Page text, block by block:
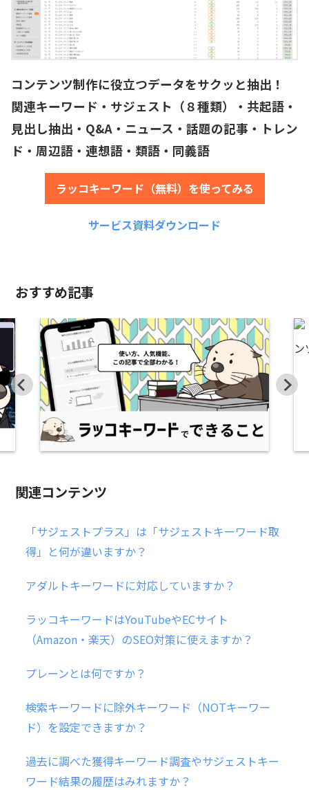
コンテンツ制作に役立つデータをサクッと抽出！
関連キーワード・サジェスト（８種類）・共起語・
見出し抽出・Q&A・ニュース・話題の記事・トレン
ド・周辺語・連想語・類語・同義語
ラッコキーワード（無料）を使ってみる
サービス資料ダウンロード
おすすめ記事
関連コンテンツ
「サジェストプラス」は「サジェストキーワード取
得」と何が違いますか？
アダルトキーワードに対応していますか？
ラッコキーワードはYouTubeやECサイト
（Amazon・楽天）のSEO対策に使えますか？
プレーンとは何ですか？
検索キーワードに除外キーワード（NOTキーワー
ド）を設定できますか？
過去に調べた獲得キーワード調査やサジェストキー
ワード結果の履歴はみれますか？